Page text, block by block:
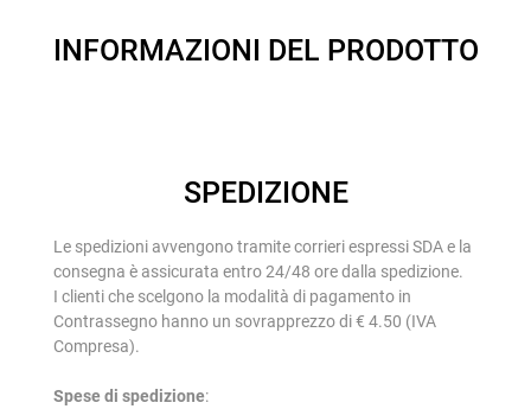
INFORMAZIONI DEL PRODOTTO
SPEDIZIONE
Le spedizioni avvengono tramite corrieri espressi SDA e la
consegna è assicurata entro 24/48 ore dalla spedizione.
I clienti che scelgono la modalità di pagamento in
Contrassegno hanno un sovrapprezzo di € 4.50 (IVA
Compresa).
Spese di spedizione: